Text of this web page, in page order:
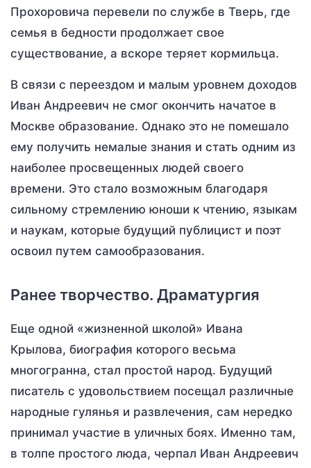
Прохоровича перевели по службе в Тверь, где
семья в бедности продолжает свое
существование, а вскоре теряет кормильца.
В связи с переездом и малым уровнем доходов
Иван Андреевич не смог окончить начатое в
Москве образование. Однако это не помешало
ему получить немалые знания и стать одним из
наиболее просвещенных людей своего
времени. Это стало возможным благодаря
сильному стремлению юноши к чтению, языкам
и наукам, которые будущий публицист и поэт
освоил путем самообразования.
Ранее творчество. Драматургия
Еще одной «жизненной школой» Ивана
Крылова, биография которого весьма
многогранна, стал простой народ. Будущий
писатель с удовольствием посещал различные
народные гулянья и развлечения, сам нередко
принимал участие в уличных боях. Именно там,
в толпе простого люда, черпал Иван Андреевич